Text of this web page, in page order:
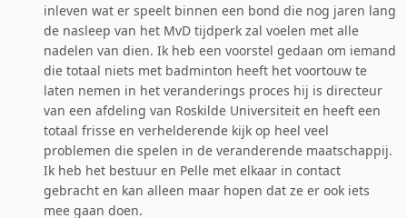
inleven wat er speelt binnen een bond die nog jaren lang
de nasleep van het MvD tijdperk zal voelen met alle
nadelen van dien. Ik heb een voorstel gedaan om iemand
die totaal niets met badminton heeft het voortouw te
laten nemen in het veranderings proces hij is directeur
van een afdeling van Roskilde Universiteit en heeft een
totaal frisse en verhelderende kijk op heel veel
problemen die spelen in de veranderende maatschappij.
Ik heb het bestuur en Pelle met elkaar in contact
gebracht en kan alleen maar hopen dat ze er ook iets
mee gaan doen.